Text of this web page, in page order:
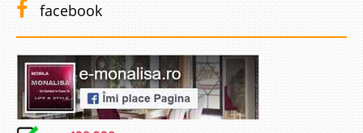
facebook